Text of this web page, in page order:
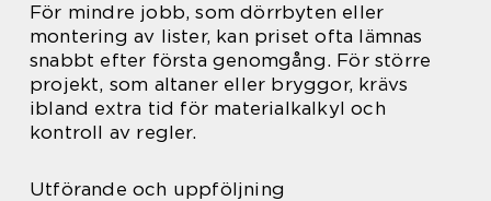
För mindre jobb, som dörrbyten eller
montering av lister, kan priset ofta lämnas
snabbt efter första genomgång. För större
projekt, som altaner eller bryggor, krävs
ibland extra tid för materialkalkyl och
kontroll av regler.
Utförande och uppföljning